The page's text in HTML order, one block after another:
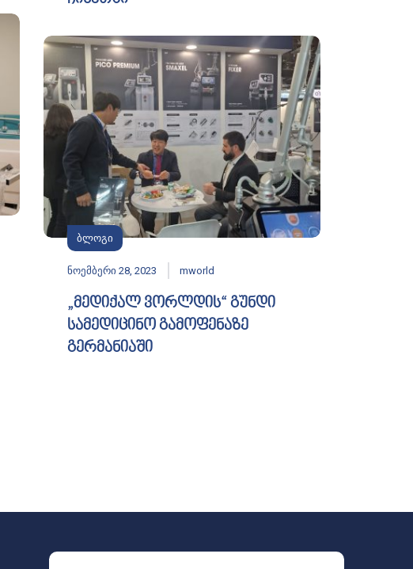
ბლოგი
ნოემბერი 28, 2023 mworld
„მედიქალ ვორლდის“ გუნდი
სამედიცინო გამოფენაზე
გერმანიაში